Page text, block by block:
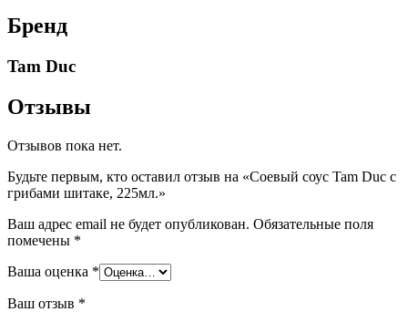
Бренд
Tam Duc
Отзывы
Отзывов пока нет.
Будьте первым, кто оставил отзыв на «Соевый соус Tam Duc с
грибами шитаке, 225мл.»
Ваш адрес email не будет опубликован. Обязательные поля
помечены *
Ваша оценка *
Ваш отзыв *